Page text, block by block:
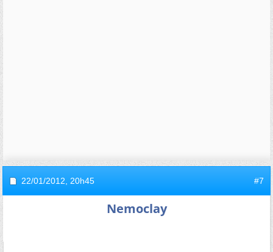
22/01/2012, 20h45 #7
Nemoclay